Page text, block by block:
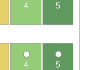
4 5
4 5